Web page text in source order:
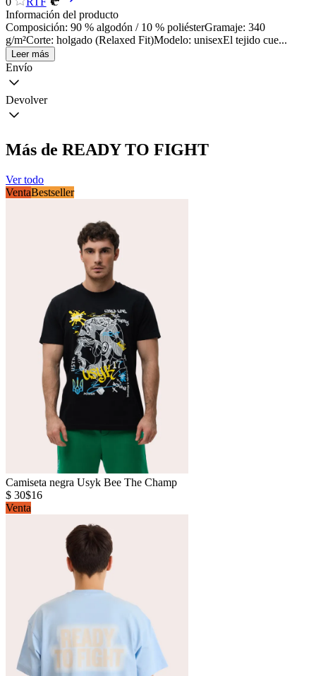
Información del producto
Composición: 90 % algodón / 10 % poliésterGramaje: 340
g/m²Corte: holgado (Relaxed Fit)Modelo: unisexEl tejido cue...
Leer más
Envío
Devolver
Más de READY TO FIGHT
Ver todo
VentaBestseller
Camiseta negra Usyk Bee The Champ
$ 30$16
Venta